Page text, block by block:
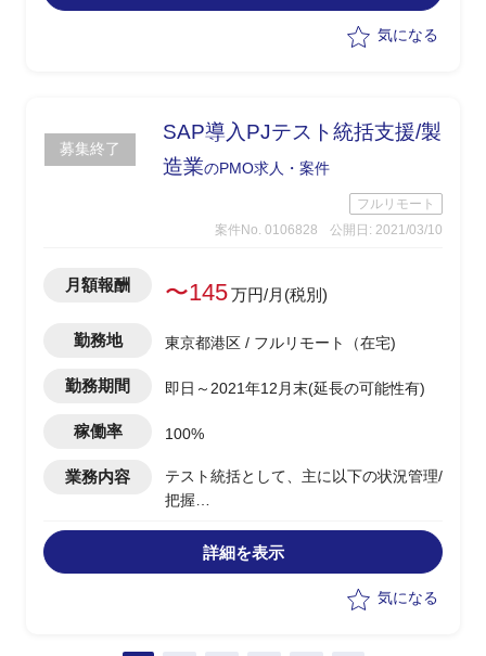
-「業務／システム化要件定義タスク」
に関するチーム運営／課題解支援
に関するチーム運営／課題解決支援
気になる
募集終了
SAP導入PJテスト統括支援/製
造業のPMO求人・案件
フルリモート
案件No. 0106828
公開日: 2021/03/10
月額報酬 〜145万円/月(税別)
勤務地 東京都港区 / フルリモート（在宅)
勤務期間 即日～2021年12月末(延長の可能性有)
稼働率 100%
業務内容
テスト統括として、主に以下の状況管理/
把握
ション）
-運用テスト
-追加案件に関する追加テスト等
詳細を表示
気になる